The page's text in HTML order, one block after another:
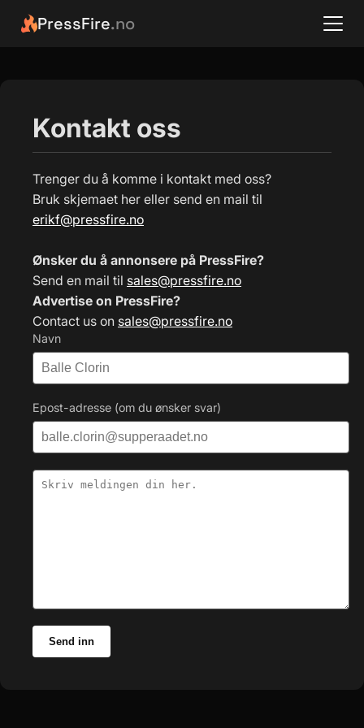
PressFire.no
Kontakt oss
Trenger du å komme i kontakt med oss?
Bruk skjemaet her eller send en mail til
erikf@pressfire.no
Ønsker du å annonsere på PressFire?
Send en mail til sales@pressfire.no
Advertise on PressFire?
Contact us on sales@pressfire.no
Navn
Epost-adresse (om du ønsker svar)